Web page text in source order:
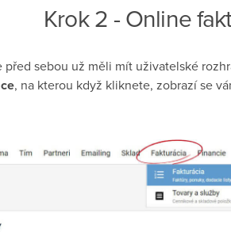
Krok 2 - Online
sebou už měli mít uživatelské
, na kterou když kliknete, zobrazí se